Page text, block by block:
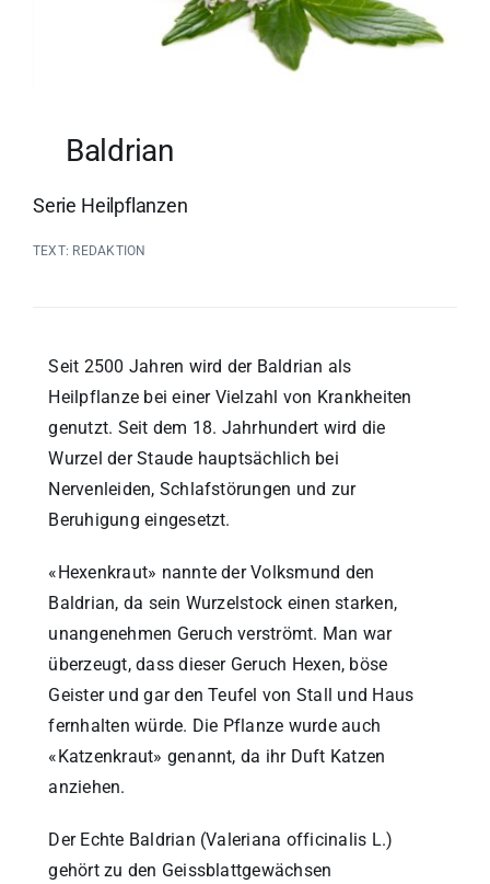
Baldrian
Serie Heilpflanzen
TEXT: REDAKTION
Seit 2500 Jahren wird der Baldrian als
Heilpflanze bei einer Vielzahl von Krankheiten
genutzt. Seit dem 18. Jahrhundert wird die
Wurzel der Staude hauptsächlich bei
Nervenleiden, Schlafstörungen und zur
Beruhigung eingesetzt.
«Hexenkraut» nannte der Volksmund den
Baldrian, da sein Wurzelstock einen starken,
unangenehmen Geruch verströmt. Man war
überzeugt, dass dieser Geruch Hexen, böse
Geister und gar den Teufel von Stall und Haus
fernhalten würde. Die Pflanze wurde auch
«Katzenkraut» genannt, da ihr Duft Katzen
anziehen.
Der Echte Baldrian (Valeriana officinalis L.)
gehört zu den Geissblattgewächsen